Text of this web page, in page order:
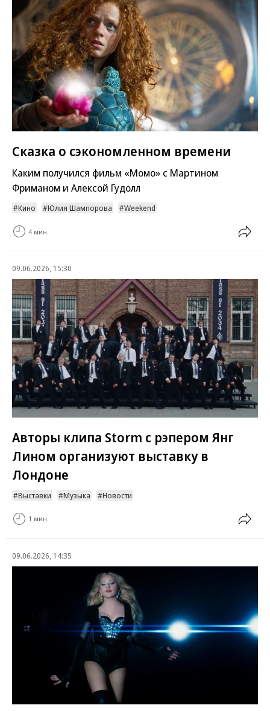
Сказка о сэкономленном времени
Каким получился фильм «Момо» с Мартином
Фриманом и Алексой Гудолл
Кино Юлия Шампорова Weekend
4 мин.
09.06.2026, 15:30
Авторы клипа Storm с рэпером Янг
Лином организуют выставку в
Лондоне
Выставки Музыка Новости
1 мин.
09.06.2026, 14:35